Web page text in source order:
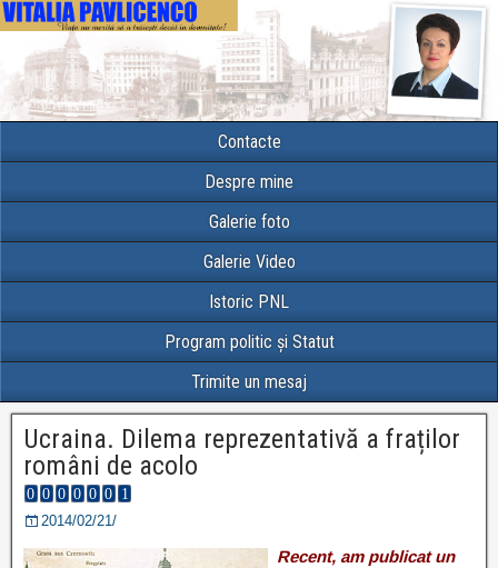
Contacte
Despre mine
Galerie foto
Galerie Video
Istoric PNL
Program politic și Statut
Trimite un mesaj
Ucraina. Dilema reprezentativă a fraților
români de acolo
2014/02/21/
Recent, am publicat un